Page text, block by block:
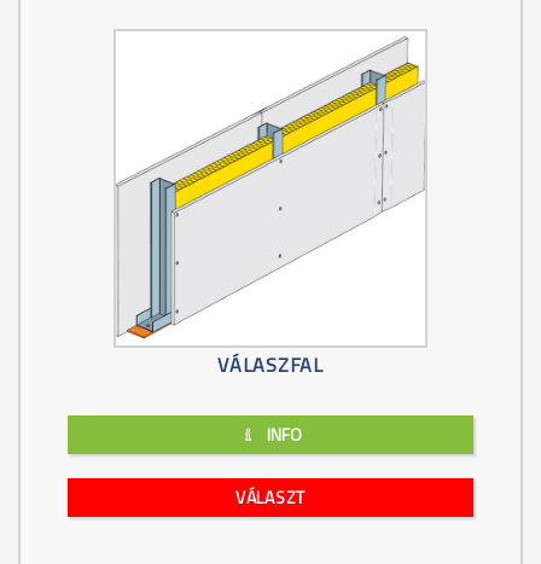
VÁLASZFAL
INFO
VÁLASZT